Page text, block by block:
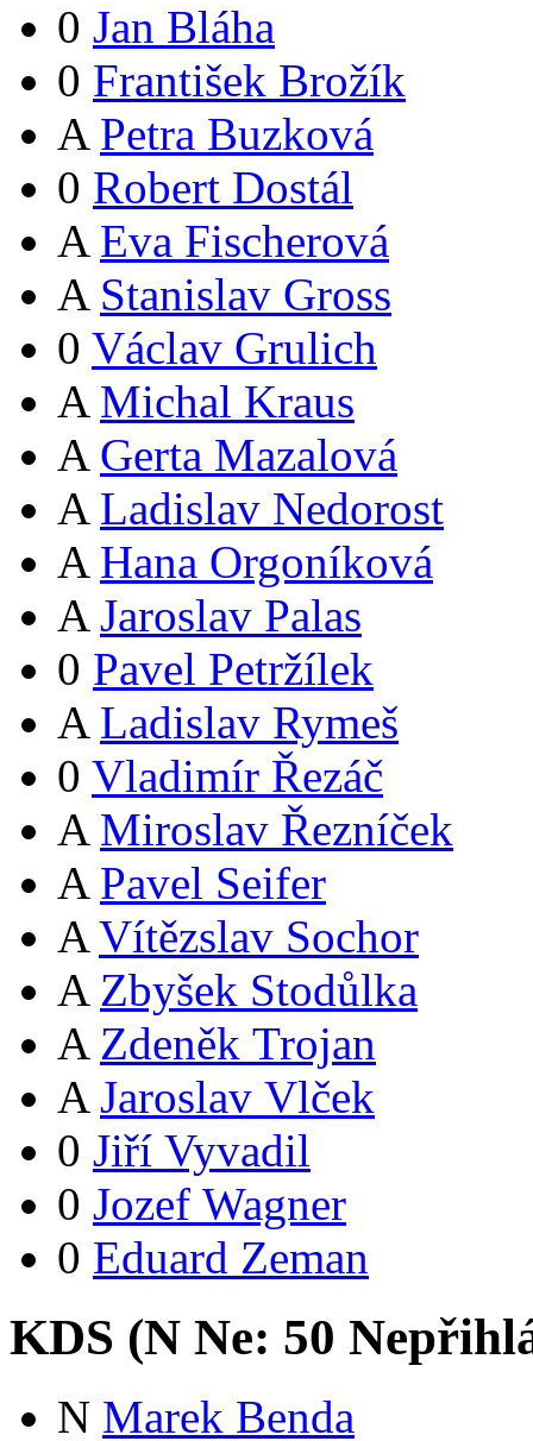
0 Jan Bláha
0 František Brožík
A Petra Buzková
0 Robert Dostál
A Eva Fischerová
A Stanislav Gross
0 Václav Grulich
A Michal Kraus
A Gerta Mazalová
A Ladislav Nedorost
A Hana Orgoníková
A Jaroslav Palas
0 Pavel Petržílek
A Ladislav Rymeš
0 Vladimír Řezáč
A Miroslav Řezníček
A Pavel Seifer
A Vítězslav Sochor
A Zbyšek Stodůlka
A Zdeněk Trojan
A Jaroslav Vlček
0 Jiří Vyvadil
0 Jozef Wagner
0 Eduard Zeman
KDS (N Ne: 50
N Marek Benda